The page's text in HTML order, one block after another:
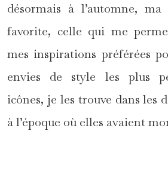
désormais à l’automne, ma
favorite, celle qui me
mes inspirations préférées
envies de style les plus
icônes, je les trouve dans les
à l’époque où elles avaient